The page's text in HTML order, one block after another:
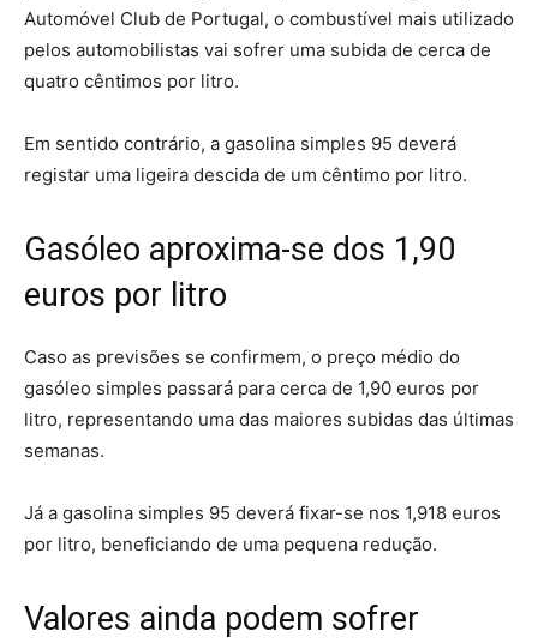
Automóvel Club de Portugal, o combustível mais utilizado
pelos automobilistas vai sofrer uma subida de cerca de
quatro cêntimos por litro.
Em sentido contrário, a gasolina simples 95 deverá
registar uma ligeira descida de um cêntimo por litro.
Gasóleo aproxima-se dos 1,90
euros por litro
Caso as previsões se confirmem, o preço médio do
gasóleo simples passará para cerca de 1,90 euros por
litro, representando uma das maiores subidas das últimas
semanas.
Já a gasolina simples 95 deverá fixar-se nos 1,918 euros
por litro, beneficiando de uma pequena redução.
Valores ainda podem sofrer